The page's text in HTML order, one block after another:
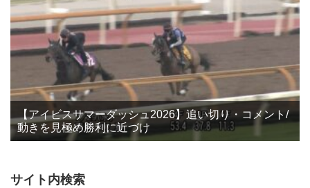
【アイビスサマーダッシュ2026】追い切り・コメント/
動きを見極め勝利に近づけ
サイト内検索